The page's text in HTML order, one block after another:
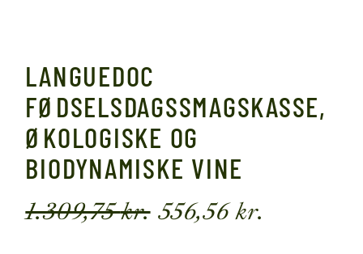
LANGUEDOC
FØDSELSDAGSSMAGSKASSE,
ØKOLOGISKE OG
BIODYNAMISKE VINE
1.309,75kr.
Den 556,56kr.
Den